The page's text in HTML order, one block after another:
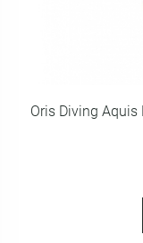
Oris Diving Aquis